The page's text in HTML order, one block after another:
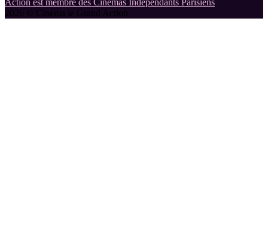
Action est membre des Cinémas Indépendants Parisiens
2026 © Cinéma le Grand Action